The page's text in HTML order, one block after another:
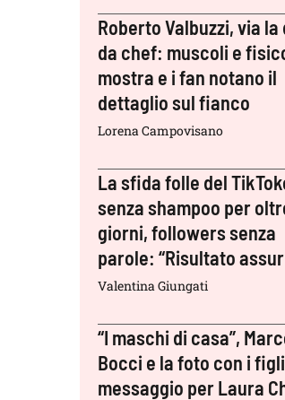
Roberto Valbuzzi, via
da chef: muscoli e
mostra e i fan notano il
dettaglio sul fianco
Lorena Campovisano
La sfida folle del
senza shampoo per
giorni, followers senza
parole: “Risultato
Valentina Giungati
“I maschi di casa”,
Bocci e la foto con i
messaggio per Laura